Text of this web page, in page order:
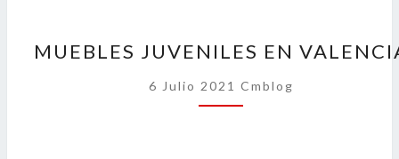
JUVENILES
EN
VALENCIA
MUEBLES JUVENILES EN
6 Julio 2021 Cmblog